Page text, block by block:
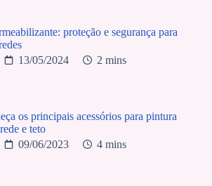
proteção e segurança para
13/05/2024
2 mins
os principais acessórios para pintura
e teto
09/06/2023
4 mins